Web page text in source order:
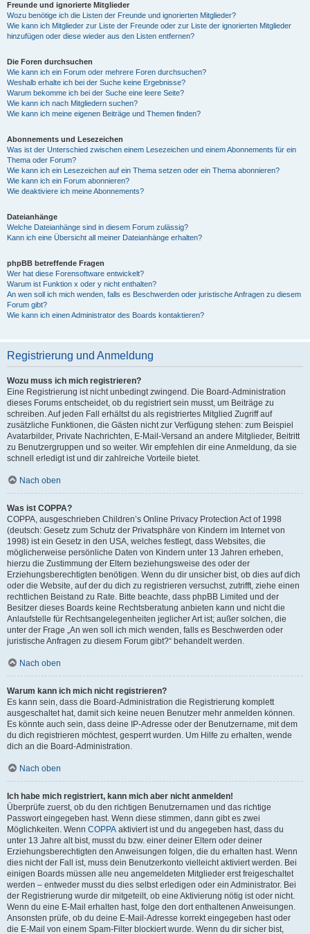
Freunde und ignorierte Mitglieder
Wozu benötige ich die Listen der Freunde und ignorierten Mitglieder?
Wie kann ich Mitglieder zur Liste der Freunde oder zur Liste der ignorierten Mitglieder
hinzufügen oder diese wieder aus den Listen entfernen?
Die Foren durchsuchen
Wie kann ich ein Forum oder mehrere Foren durchsuchen?
Weshalb erhalte ich bei der Suche keine Ergebnisse?
Warum bekomme ich bei der Suche eine leere Seite?
Wie kann ich nach Mitgliedern suchen?
Wie kann ich meine eigenen Beiträge und Themen finden?
Abonnements und Lesezeichen
Was ist der Unterschied zwischen einem Lesezeichen und einem Abonnements für ein
Thema oder Forum?
Wie kann ich ein Lesezeichen auf ein Thema setzen oder ein Thema abonnieren?
Wie kann ich ein Forum abonnieren?
Wie deaktiviere ich meine Abonnements?
Dateianhänge
Welche Dateianhänge sind in diesem Forum zulässig?
Kann ich eine Übersicht all meiner Dateianhänge erhalten?
phpBB betreffende Fragen
Wer hat diese Forensoftware entwickelt?
Warum ist Funktion x oder y nicht enthalten?
An wen soll ich mich wenden, falls es Beschwerden oder juristische Anfragen zu diesem
Forum gibt?
Wie kann ich einen Administrator des Boards kontaktieren?
Registrierung und Anmeldung
Wozu muss ich mich registrieren?
Eine Registrierung ist nicht unbedingt zwingend. Die Board-Administration
dieses Forums entscheidet, ob du registriert sein musst, um Beiträge zu
schreiben. Auf jeden Fall erhältst du als registriertes Mitglied Zugriff auf
zusätzliche Funktionen, die Gästen nicht zur Verfügung stehen: zum Beispiel
Avatarbilder, Private Nachrichten, E-Mail-Versand an andere Mitglieder, Beitritt
zu Benutzergruppen und so weiter. Wir empfehlen dir eine Anmeldung, da sie
schnell erledigt ist und dir zahlreiche Vorteile bietet.
Nach oben
Was ist COPPA?
COPPA, ausgeschrieben Children’s Online Privacy Protection Act of 1998
(deutsch: Gesetz zum Schutz der Privatsphäre von Kindern im Internet von
1998) ist ein Gesetz in den USA, welches festlegt, dass Websites, die
möglicherweise persönliche Daten von Kindern unter 13 Jahren erheben,
hierzu die Zustimmung der Eltern beziehungsweise des oder der
Erziehungsberechtigten benötigen. Wenn du dir unsicher bist, ob dies auf dich
oder die Website, auf der du dich zu registrieren versuchst, zutrifft, ziehe einen
rechtlichen Beistand zu Rate. Bitte beachte, dass phpBB Limited und der
Besitzer dieses Boards keine Rechtsberatung anbieten kann und nicht die
Anlaufstelle für Rechtsangelegenheiten jeglicher Art ist; außer solchen, die
unter der Frage „An wen soll ich mich wenden, falls es Beschwerden oder
juristische Anfragen zu diesem Forum gibt?“ behandelt werden.
Nach oben
Warum kann ich mich nicht registrieren?
Es kann sein, dass die Board-Administration die Registrierung komplett
ausgeschaltet hat, damit sich keine neuen Benutzer mehr anmelden können.
Es könnte auch sein, dass deine IP-Adresse oder der Benutzername, mit dem
du dich registrieren möchtest, gesperrt wurden. Um Hilfe zu erhalten, wende
dich an die Board-Administration.
Nach oben
Ich habe mich registriert, kann mich aber nicht anmelden!
Überprüfe zuerst, ob du den richtigen Benutzernamen und das richtige
Passwort eingegeben hast. Wenn diese stimmen, dann gibt es zwei
Möglichkeiten. Wenn COPPA aktiviert ist und du angegeben hast, dass du
unter 13 Jahre alt bist, musst du bzw. einer deiner Eltern oder deiner
Erziehungsberechtigten den Anweisungen folgen, die du erhalten hast. Wenn
dies nicht der Fall ist, muss dein Benutzerkonto vielleicht aktiviert werden. Bei
einigen Boards müssen alle neu angemeldeten Mitglieder erst freigeschaltet
werden – entweder musst du dies selbst erledigen oder ein Administrator. Bei
der Registrierung wurde dir mitgeteilt, ob eine Aktivierung nötig ist oder nicht.
Wenn du eine E-Mail erhalten hast, folge den dort enthaltenen Anweisungen.
Ansonsten prüfe, ob du deine E-Mail-Adresse korrekt eingegeben hast oder
die E-Mail von einem Spam-Filter blockiert wurde. Wenn du dir sicher bist,